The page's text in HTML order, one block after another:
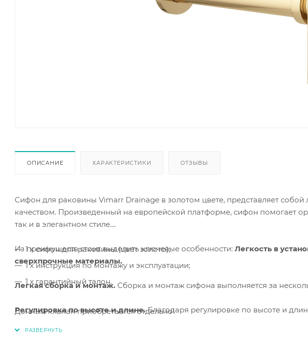
ОПИСАНИЕ ХАРАКТЕРИСТИКИ ОТЗЫВЫ
Сифон для раковины Vimarr Drainage в золотом цвете, представляет
качеством. Произведенный на европейской платформе, сифон помогает
так и в элегантном стиле.
Из преимуществ стоит выделить ключевые особенности: Легкость в
сверхпрочные материалы.
Легкая сборка и монтаж. Сборка и монтаж сифона выполняется за
Регулировка по высоте и длине.Благодаря регулировке по высоте и
1 x сифон для раковины (цвет золото);
1 x инструкция по монтажу и эксплуатации;
1 x гарантийный талон.
Донный клапан приобретается отдельно!